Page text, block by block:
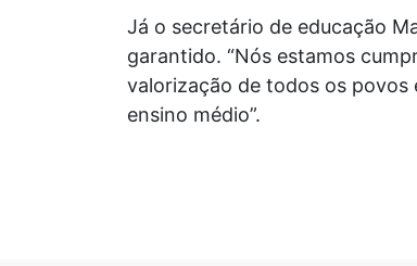
Já o secretário de educação
garantido. “Nós estamos
valorização de todos os
ensino médio”.